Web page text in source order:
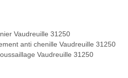
Vaudreuille 31250
anti chenille Vaudreuille 31250
Vaudreuille 31250